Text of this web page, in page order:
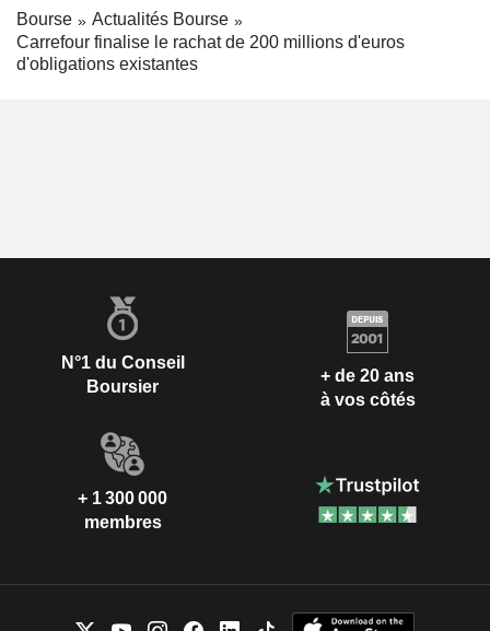
Bourse
Actualités Bourse
Carrefour finalise le rachat de 200 millions d'euros
d'obligations existantes
N°1 du Conseil
Boursier
+ de 20 ans
à vos côtés
+ 1 300 000
membres